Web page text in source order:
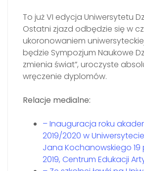
To już VI edycja Uniwersytetu
Ostatni zjazd odbędzie się w
ukoronowaniem
będzie Sympozjum Naukowe
zmienia świat”, uroczyste
wręczenie dyplomów.
Relacje medialne:
– Inauguracja roku
2019/2020 w
Jana Kochanowskiego 19
2019, Centrum Edukacji